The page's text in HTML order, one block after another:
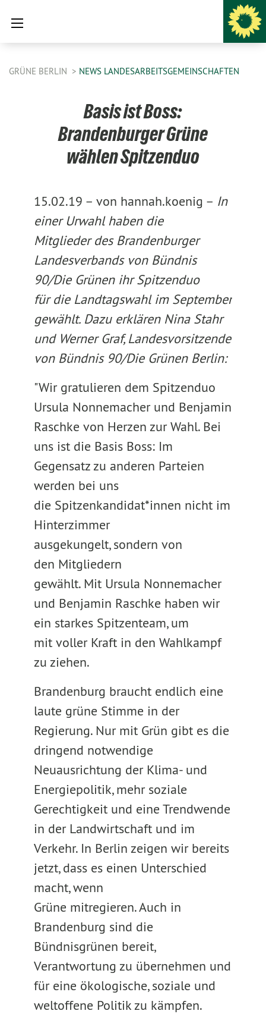
GRÜNE BERLIN NEWS LANDESARBEITSGEMEINSCHAFTEN
Basis ist Boss:
Brandenburger Grüne
wählen Spitzenduo
15.02.19 – von hannah.koenig – In
einer Urwahl haben die
Mitglieder des Brandenburger
Landesverbands von Bündnis
90/Die Grünen ihr Spitzenduo
für die Landtagswahl im September
gewählt. Dazu erklären Nina Stahr
und Werner Graf, Landesvorsitzende
von Bündnis 90/Die Grünen Berlin:
"Wir gratulieren dem Spitzenduo
Ursula Nonnemacher und Benjamin
Raschke von Herzen zur Wahl. Bei
uns ist die Basis Boss: Im
Gegensatz zu anderen Parteien
werden bei uns
die Spitzenkandidat*innen nicht im
Hinterzimmer
ausgekungelt, sondern von
den Mitgliedern
gewählt. Mit Ursula Nonnemacher
und Benjamin Raschke haben wir
ein starkes Spitzenteam, um
mit voller Kraft in den Wahlkampf
zu ziehen.
Brandenburg braucht endlich eine
laute grüne Stimme in der
Regierung. Nur mit Grün gibt es die
dringend notwendige
Neuausrichtung der Klima- und
Energiepolitik, mehr soziale
Gerechtigkeit und eine Trendwende
in der Landwirtschaft und im
Verkehr. In Berlin zeigen wir bereits
jetzt, dass es einen Unterschied
macht, wenn
Grüne mitregieren. Auch in
Brandenburg sind die
Bündnisgrünen bereit,
Verantwortung zu übernehmen und
für eine ökologische, soziale und
weltoffene Politik zu kämpfen.